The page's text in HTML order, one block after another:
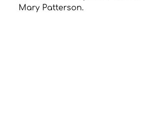
Mary Patterson.